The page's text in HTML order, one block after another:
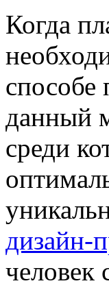
Когда
способе
данный
среди
дизайн-
человек